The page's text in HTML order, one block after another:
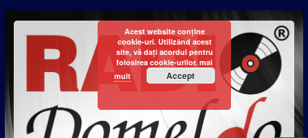
Acest website conține
cookie-uri. Utilizând acest
site, vă dați acordul pentru
folosirea cookie-urilor. mai
mult
Accept